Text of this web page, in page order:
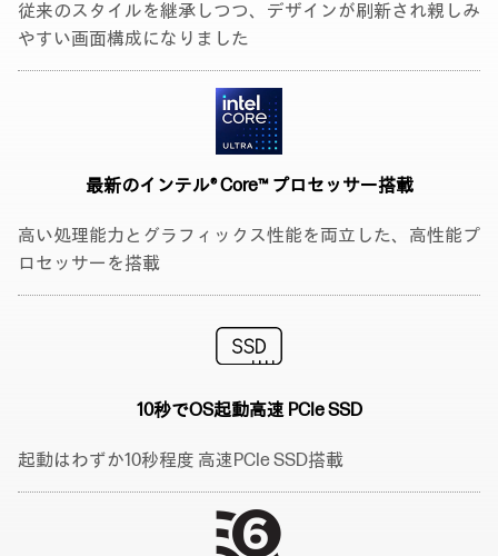
従来のスタイルを継承しつつ、デザインが刷新され親しみ
やすい画面構成になりました
最新のインテル® Core™ プロセッサー搭載
高い処理能力とグラフィックス性能を両立した、高性能プ
ロセッサーを搭載
10秒でOS起動高速 PCIe SSD
起動はわずか10秒程度 高速PCIe SSD搭載